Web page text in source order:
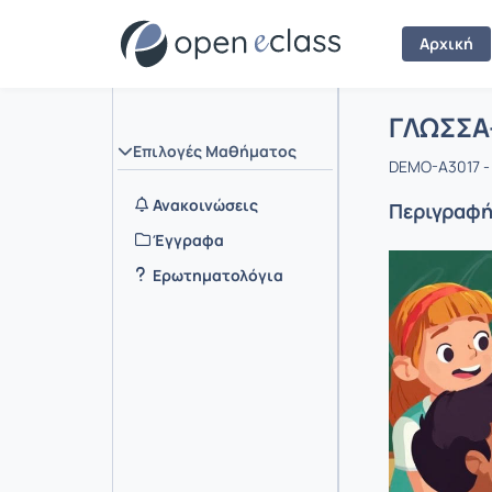
Αρχική
Επιλογές Μαθήματος
Ανακοινώσεις
Έγγραφα
Ερωτηματολόγια
Αρχική
Μάθημα
DEMO-A3017